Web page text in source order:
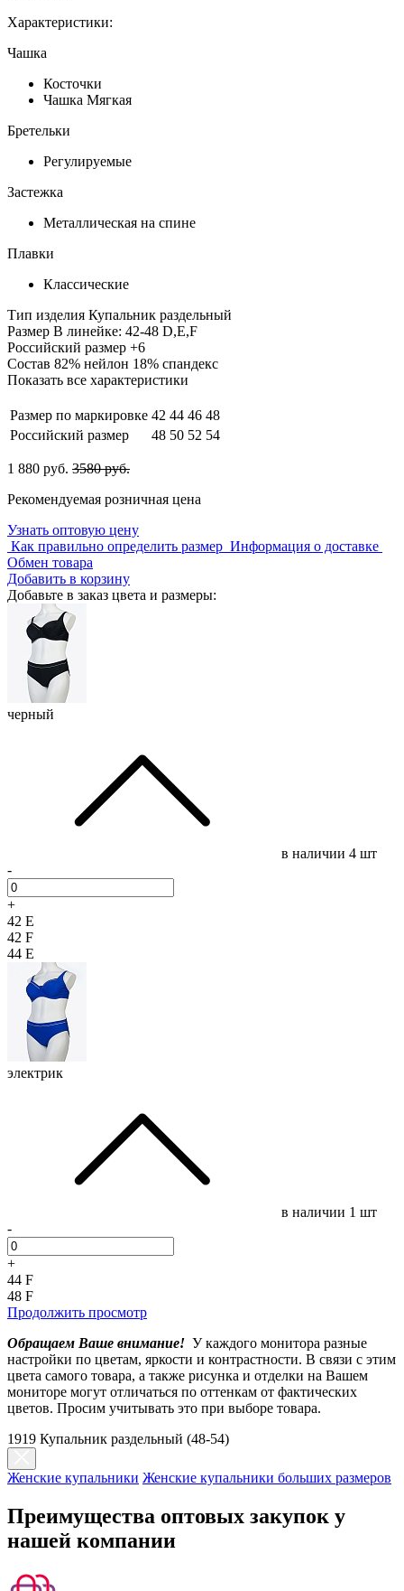
Характеристики:
Чашка
Косточки
Чашка Мягкая
Бретельки
Регулируемые
Застежка
Металлическая на спине
Плавки
Классические
Тип изделия Купальник раздельный
Размер В линейке: 42-48 D,E,F
Российский размер +6
Состав 82% нейлон 18% спандекс
Показать все характеристики
Размер по маркировке 42 44 46 48
Российский размер
48 50 52 54
1 880 руб. 3580 руб.
Рекомендуемая розничная цена
Узнать оптовую цену
Как правильно определить размер Информация о доставке
Обмен товара
Добавить в корзину
Добавьте в заказ цвета и размеры:
черный
в наличии 4 шт
-
+
42 E
42 F
44 E
электрик
в наличии 1 шт
-
+
44 F
48 F
Продолжить просмотр
Обращаем Ваше внимание! У каждого монитора разные
настройки по цветам, яркости и контрастности. В связи с этим
цвета самого товара, а также рисунка и отделки на Вашем
мониторе могут отличаться по оттенкам от фактических
цветов. Просим учитывать это при выборе товара.
1919 Купальник раздельный (48-54)
Женские купальники Женские купальники больших размеров
Преимущества оптовых закупок у
нашей компании